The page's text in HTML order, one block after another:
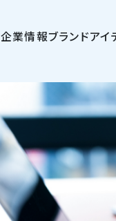
企業情報ブランドアイ